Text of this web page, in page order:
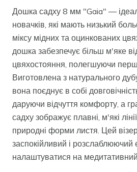
Дошка садху 8 мм "Gaia" —
новачків, які мають низький
міксу мідних та оцинкованих
дошка забезпечує більш м'яке
цвяхостояння, полегшуючи
Виготовлена з натурального
вона поєднує в собі
даруючи відчуття комфорту, а
садху зображує плавні, м'які
природні форми листя. Цей
заспокійливий і
налаштуватися на медитативний